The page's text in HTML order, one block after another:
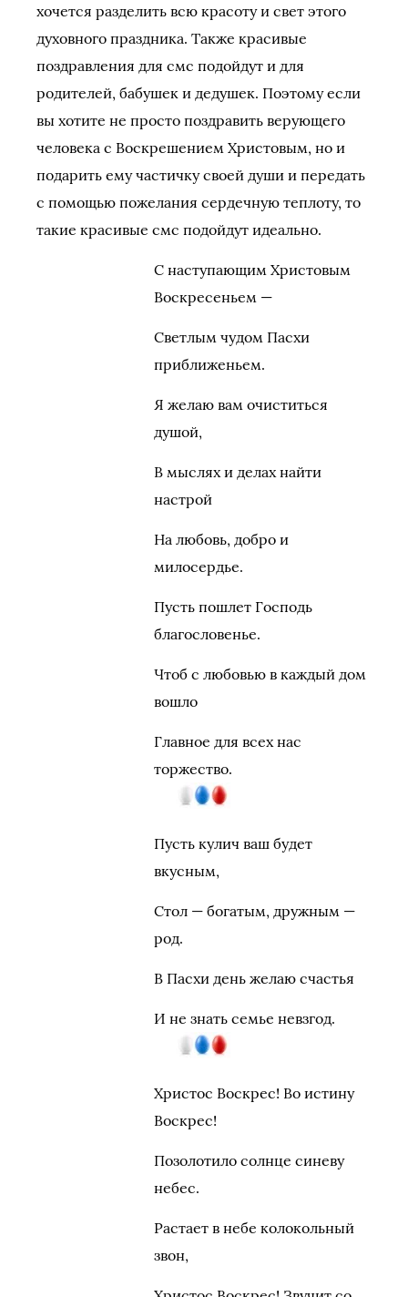
хочется разделить всю красоту и свет этого
духовного праздника. Также красивые
поздравления для смс подойдут и для
родителей, бабушек и дедушек. Поэтому если
вы хотите не просто поздравить верующего
человека с Воскрешением Христовым, но и
подарить ему частичку своей души и передать
с помощью пожелания сердечную теплоту, то
такие красивые смс подойдут идеально.
С наступающим Христовым
Воскресеньем —
Светлым чудом Пасхи
приближеньем.
Я желаю вам очиститься
душой,
В мыслях и делах найти
настрой
На любовь, добро и
милосердье.
Пусть пошлет Господь
благословенье.
Чтоб с любовью в каждый дом
вошло
Главное для всех нас
торжество.
Пусть кулич ваш будет
вкусным,
Стол — богатым, дружным —
род.
В Пасхи день желаю счастья
И не знать семье невзгод.
Христос Воскрес! Во истину
Воскрес!
Позолотило солнце синеву
небес.
Растает в небе колокольный
звон,